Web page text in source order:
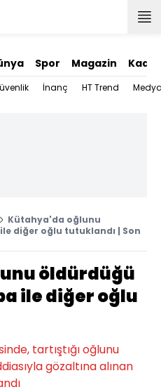
Spor Magazin Kadın
İnanç HT Trend
Kütahya'da oğlunu
diğer oğlu tutuklandı | Son
öldürdüğü
ile diğer oğlu
tartıştığı oğlunu
gözaltına alınan